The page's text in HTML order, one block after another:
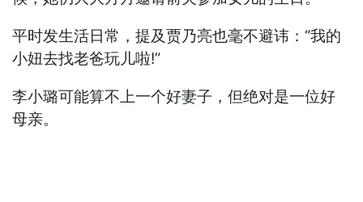
平时发生活日常，提及贾乃亮也毫不避讳：“我的
小妞去找老爸玩儿啦!”
李小璐可能算不上一个好妻子，但绝对是一位好
母亲。